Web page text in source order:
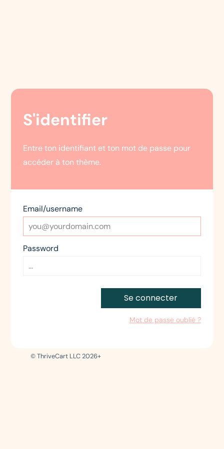
S'identifier
Entre ton identifiant et ton mot de passe pour
accéder à ton thème.
Email/username
Password
Se connecter
Mot de passe oublié ?
© ThriveCart LLC 2026+